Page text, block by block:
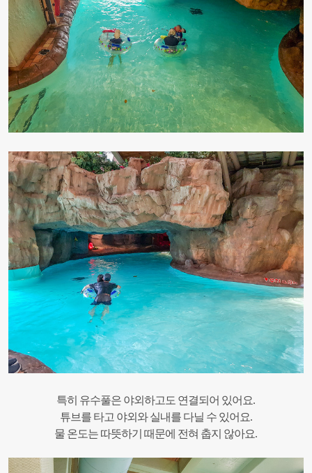
특히 유수풀은 야외하고도 연결되어 있어요.
튜브를 타고 야외와 실내를 다닐 수 있어요.
물 온도는 따뜻하기 때문에 전혀 춥지 않아요.